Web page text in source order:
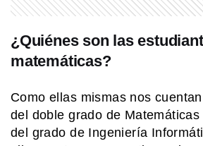
¿Quiénes son las
matemáticas?
Como ellas mismas nos
del doble grado de
del grado de Ingeniería
MI PAIS
Luis Agote: el
sanguínea
Crianza 2.0: la
cómo fomentarla
escuelas